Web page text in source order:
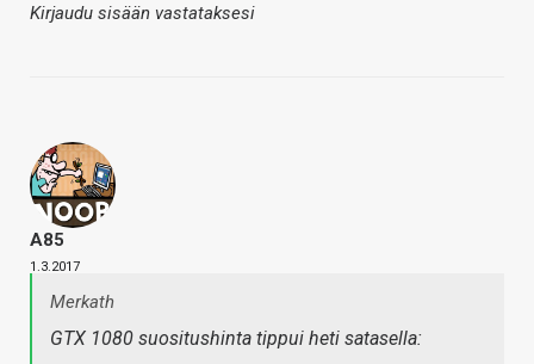
Kirjaudu sisään vastataksesi
A85
1.3.2017
Merkath
GTX 1080 suositushinta tippui heti satasella: